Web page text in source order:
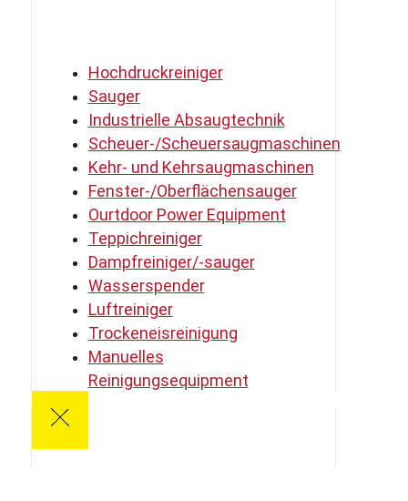
Hochdruckreiniger
Sauger
Industrielle Absaugtechnik
Scheuer-/Scheuersaugmaschinen
Kehr- und Kehrsaugmaschinen
Fenster-/Oberflächensauger
Ourtdoor Power Equipment
Teppichreiniger
Dampfreiniger/-sauger
Wasserspender
Luftreiniger
Trockeneisreinigung
Manuelles
Reinigungsequipment